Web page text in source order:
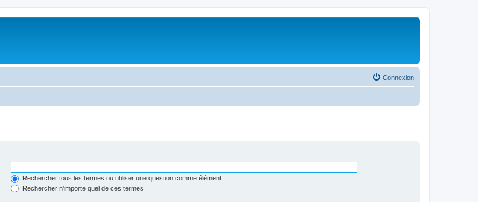
Connexion
Rechercher tous les termes ou utiliser une question comme élément
Rechercher n’importe quel de ces termes